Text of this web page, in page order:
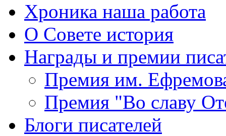
Хроника наша работа
О Совете история
Награды и премии
Премия им.
Премия "Во славу
Блоги писателей